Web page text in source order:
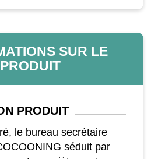
SUR LE
PRODUIT
PRODUIT
le bureau secrétaire
séduit par